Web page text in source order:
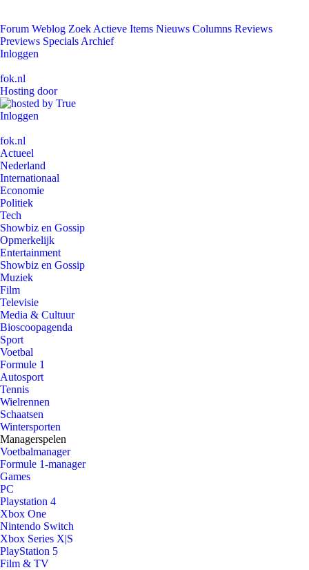
Forum Weblog Zoek Actieve Items Nieuws Columns Reviews
Previews Specials Archief
Inloggen
fok.nl
Hosting door
Inloggen
fok.nl
Actueel
Nederland
Internationaal
Economie
Politiek
Tech
Showbiz en Gossip
Opmerkelijk
Entertainment
Showbiz en Gossip
Muziek
Film
Televisie
Media & Cultuur
Bioscoopagenda
Sport
Voetbal
Formule 1
Autosport
Tennis
Wielrennen
Schaatsen
Wintersporten
Managerspelen
Voetbalmanager
Formule 1-manager
Games
PC
Playstation 4
Xbox One
Nintendo Switch
Xbox Series X|S
PlayStation 5
Film & TV